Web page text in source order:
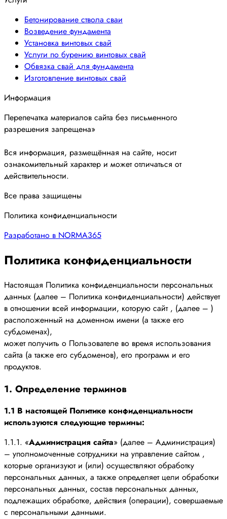
Бетонирование ствола сваи
Возведение фундамента
Установка винтовых свай
Услуги по бурению винтовых свай
Обвязка свай для фундамента
Изготовление винтовых свай
Информация
Перепечатка материалов сайта без письменного
разрешения запрещена»
Вся информация, размещённая на сайте, носит
ознакомительный характер и может отличаться от
действительности.
Все права защищены
Политика конфиденциальности
Разработано в NORMA365
Политика конфиденциальности
Настоящая Политика конфиденциальности персональных
данных (далее – Политика конфиденциальности) действует
в отношении всей информации, которую сайт , (далее – )
расположенный на доменном имени (а также его
субдоменах),
может получить о Пользователе во время использования
сайта (а также его субдоменов), его программ и его
продуктов.
1. Определение терминов
1.1 В настоящей Политике конфиденциальности
используются следующие термины:
1.1.1. «Администрация сайта» (далее – Администрация)
– уполномоченные сотрудники на управление сайтом ,
которые организуют и (или) осуществляют обработку
персональных данных, а также определяет цели обработки
персональных данных, состав персональных данных,
подлежащих обработке, действия (операции), совершаемые
с персональными данными.